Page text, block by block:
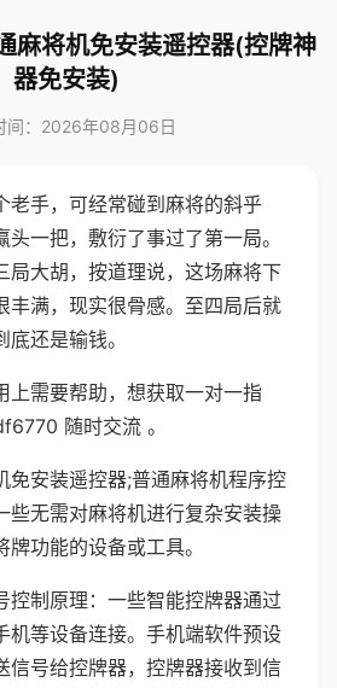
麻将机免安装遥控器(控牌神
器免安装)
间：2026年08月06日
老手，可经常碰到麻将的斜乎
一把，敷衍了事过了第一局。
局大胡，按道理说，这场麻将下
丰满，现实很骨感。至四局后就
还是输钱。
上需要帮助，想获取一对一指
随时交流 。
免安装遥控器;普通麻将机程序控
些无需对麻将机进行复杂安装操
功能的设备或工具。
控制原理：一些智能控牌器通过
机等设备连接。手机端软件预设
信号给控牌器，控牌器接收到信